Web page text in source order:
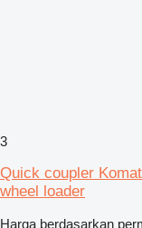
3
Quick coupler
wheel loader
Harga berdasarkan